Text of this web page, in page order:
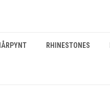
RHINESTONES